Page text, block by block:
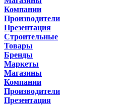
Компании
Производители
Презентация
Строительные
Товары
Бренды
Маркеты
Магазины
Компании
Производители
Презентация